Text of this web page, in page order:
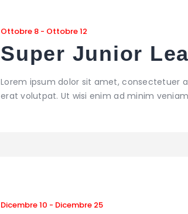
Ottobre 8 - Ottobre 12
Super Junior
Lorem ipsum dolor sit amet, consectetuer
erat volutpat. Ut wisi enim ad minim
Dicembre 10 - Dicembre 25